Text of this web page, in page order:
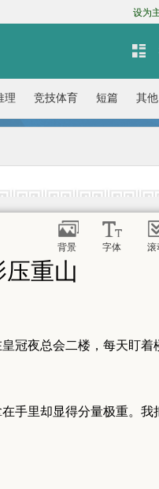
设为
理 竞技体育 短篇 其他
背景
字体 滚
重山
冠夜总会二楼，每天盯着
手里却显得分量极重。我